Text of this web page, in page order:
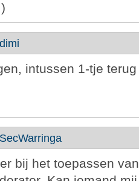
dimi
intussen 1-tje
SecWarringa
bij het toepassen